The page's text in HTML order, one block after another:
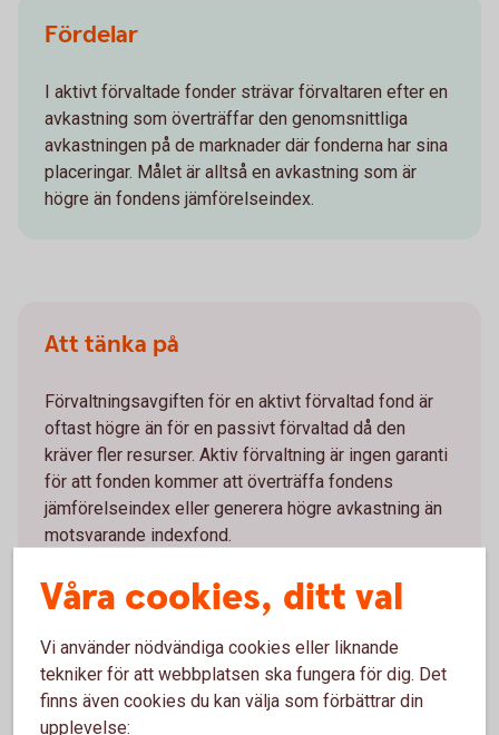
Fördelar
I aktivt förvaltade fonder strävar förvaltaren efter en
avkastning som överträffar den genomsnittliga
avkastningen på de marknader där fonderna har sina
placeringar. Målet är alltså en avkastning som är
högre än fondens jämförelseindex.
Att tänka på
Förvaltningsavgiften för en aktivt förvaltad fond är
oftast högre än för en passivt förvaltad då den
kräver fler resurser. Aktiv förvaltning är ingen garanti
för att fonden kommer att överträffa fondens
jämförelseindex eller generera högre avkastning än
motsvarande indexfond.
Mer information
Våra cookies, ditt val
Vi använder nödvändiga cookies eller liknande
tekniker för att webbplatsen ska fungera för dig. Det
finns även cookies du kan välja som förbättrar din
upplevelse: